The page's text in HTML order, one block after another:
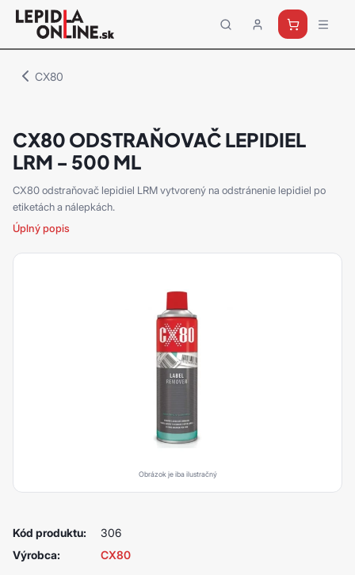
Priemyselné
lepidlá
CX80
CX80 ODSTRAŇOVAČ LEPIDIEL
LRM - 500 ML
CX80 odstraňovač lepidiel LRM vytvorený na odstránenie lepidiel po
etiketách a nálepkách.
Úplný popis
Obrázok je iba ilustračný
Kód produktu:
306
Výrobca:
CX80